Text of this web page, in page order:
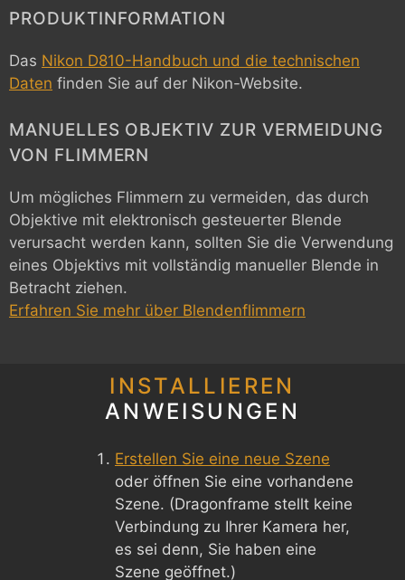
PRODUKTINFORMATION
Das Nikon D810-Handbuch und die technischen
Daten finden Sie auf der Nikon-Website.
MANUELLES OBJEKTIV ZUR VERMEIDUNG
VON FLIMMERN
Um mögliches Flimmern zu vermeiden, das durch
Objektive mit elektronisch gesteuerter Blende
verursacht werden kann, sollten Sie die Verwendung
eines Objektivs mit vollständig manueller Blende in
Betracht ziehen.
Erfahren Sie mehr über Blendenflimmern
INSTALLIEREN
ANWEISUNGEN
Erstellen Sie eine neue Szene
oder öffnen Sie eine vorhandene
Szene. (Dragonframe stellt keine
Verbindung zu Ihrer Kamera her,
es sei denn, Sie haben eine
Szene geöffnet.)